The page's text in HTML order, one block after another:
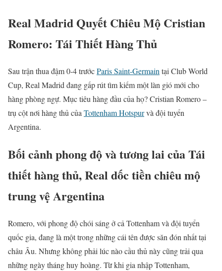
Real Madrid Quyết Chiêu Mộ Cristian
Romero: Tái Thiết Hàng Thủ
Sau trận thua đậm 0-4 trướcParis Saint-Germain tại Club World
Cup, Real Madrid đang gấp rút tìm kiếm một làn gió mới cho
hàng phòng ngự. Mục tiêu hàng đầu của họ? Cristian Romero –
trụ cột nơi hàng thủ của Tottenham Hotspurvà đội tuyển
Argentina.
Bối cảnh phong độ và tương lai của Tái
thiết hàng thủ, Real dốc tiền chiêu mộ
trung vệ Argentina
Romero, với phong độ chói sáng ở cả Tottenham và đội tuyển
quốc gia, đang là một trong những cái tên được săn đón nhất tại
châu Âu. Nhưng không phải lúc nào cầu thủ này cũng trải qua
những ngày tháng huy hoàng. Từ khi gia nhập Tottenham,